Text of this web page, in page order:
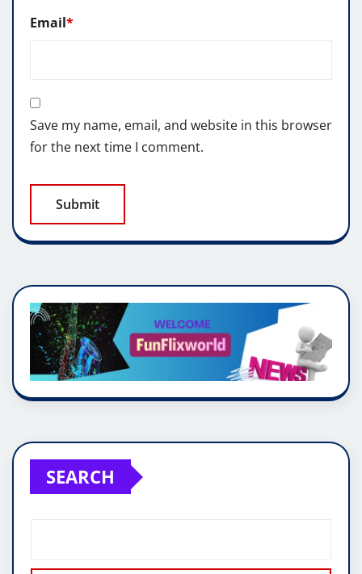
Email*
Save my name, email, and website in this browser
for the next time I comment.
SEARCH